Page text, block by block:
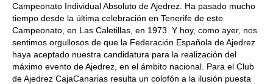
Campeonato Individual Absoluto de Ajedrez. Ha pasado mucho
tiempo desde la última celebración en Tenerife de este
Campeonato, en Las Caletillas, en 1973. Y hoy, como ayer, nos
sentimos orgullosos de que la Federación Española de Ajedrez
haya aceptado nuestra candidatura para la realización del
máximo evento de Ajedrez, en el ámbito nacional. Para el Club
de Ajedrez CajaCanarias resulta un colofón a la ilusión puesta